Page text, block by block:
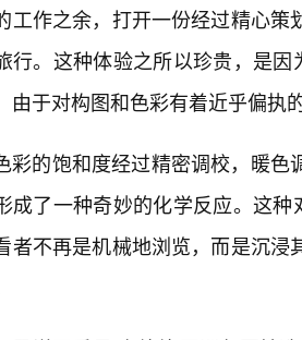
工作之余，打开一份经过精心
行。这种体验之所以珍贵，是
由于对构图和色彩有着近乎偏执
彩的饱和度经过精密调校，暖色
成了一种奇妙的化学反应。这
者不再是机械地浏览，而是沉